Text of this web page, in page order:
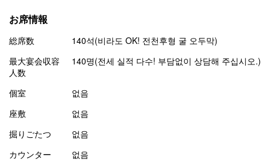
お席情報
総席数
140석(비라도 OK! 전천후형 굴 오두막)
最大宴会収容
人数
140명(전세 실적 다수! 부담없이 상담해 주십시오.)
個室
없음
座敷
없음
掘りごたつ
없음
カウンター
없음